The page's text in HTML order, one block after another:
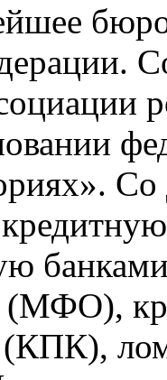
(МФО),
(КПК),